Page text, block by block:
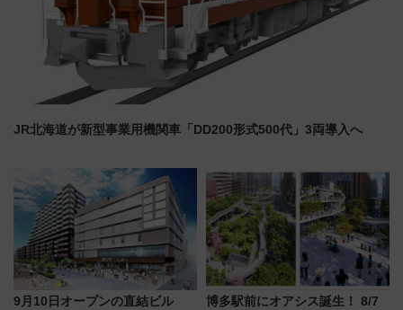
JR北海道が新型事業用機関車「DD200形式500代」3両導入へ
9月10日オープンの直結ビル
博多駅前にオアシス誕生！ 8/7